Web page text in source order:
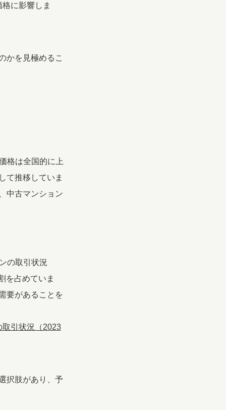
に影響しま
かを見極めるこ
格は全国的に上
て推移していま
中古マンション
の取引状況
を占めていま
要があることを
引状況（2023
択肢があり、予